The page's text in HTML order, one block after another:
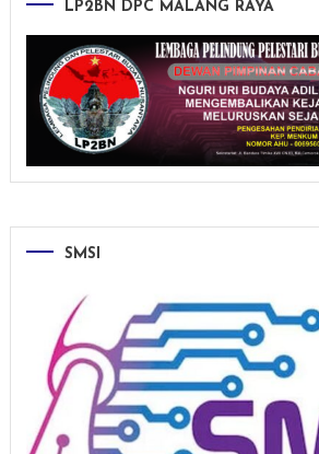
LP2BN DPC MALANG RAYA
SMSI